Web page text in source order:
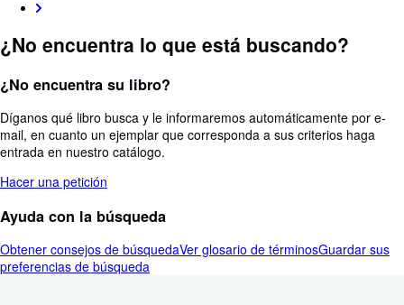
¿No encuentra lo que está buscando?
¿No encuentra su libro?
Díganos qué libro busca y le informaremos automáticamente por e-
mail, en cuanto un ejemplar que corresponda a sus criterios haga
entrada en nuestro catálogo.
Hacer una petición
Ayuda con la búsqueda
Obtener consejos de búsquedaVer glosario de términosGuardar sus
preferencias de búsqueda